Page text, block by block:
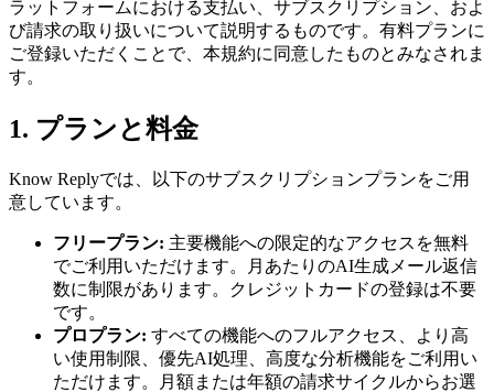
ラットフォームにおける支払い、サブスクリプション、およ
び請求の取り扱いについて説明するものです。有料プランに
ご登録いただくことで、本規約に同意したものとみなされま
す。
1. プランと料金
Know Replyでは、以下のサブスクリプションプランをご用
意しています。
フリープラン: 主要機能への限定的なアクセスを無料
でご利用いただけます。月あたりのAI生成メール返信
数に制限があります。クレジットカードの登録は不要
です。
プロプラン: すべての機能へのフルアクセス、より高
い使用制限、優先AI処理、高度な分析機能をご利用い
ただけます。月額または年額の請求サイクルからお選